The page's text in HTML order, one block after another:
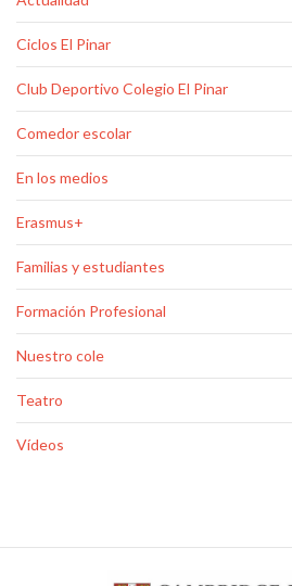
Ciclos El Pinar
Club Deportivo Colegio El Pinar
Comedor escolar
En los medios
Erasmus+
Familias y estudiantes
Formación Profesional
Nuestro cole
Teatro
Vídeos